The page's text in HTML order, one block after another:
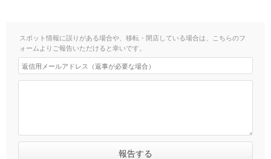
スポット情報に誤りがある場合や、移転・閉店している場合は、こちらのフ
ォームよりご報告いただけると幸いです。